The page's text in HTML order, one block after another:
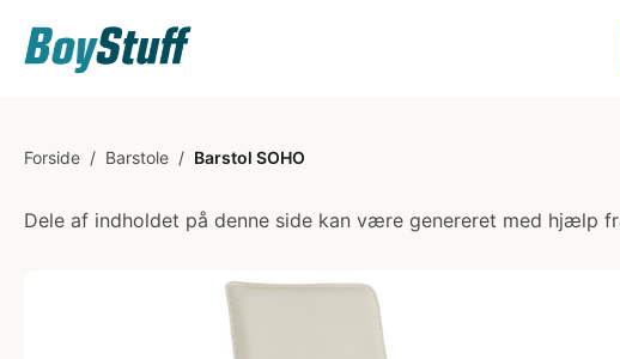
Forside / Barstole / Barstol SOHO
Dele af indholdet på denne side kan være genereret med hjælp